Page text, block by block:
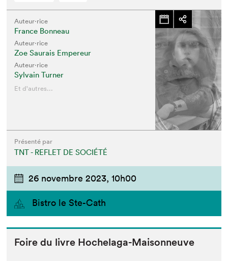
Auteur·rice
France Bonneau
Auteur·rice
Zoe Saurais Empereur
Auteur·rice
Sylvain Turner
Et d'autres...
Présenté par
TNT - REFLET DE SOCIÉTÉ
26 novembre 2023, 10h00
Bistro le Ste-Cath
Foire du livre Hochelaga-Maisonneuve